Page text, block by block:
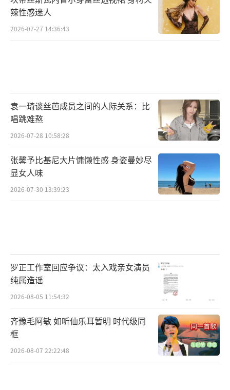
辣性感迷人
2026-07-27 14:36:43
袁一琦谈丝芭成员之间的人际关系：比
唱跳难熬
2026-07-28 10:58:28
张馨予比基尼大片慵懒性感 身姿曼妙尽
显女人味
2026-07-30 13:39:23
罗正工作室回应争议：太入戏亲女演员
纯属造谣
2026-08-05 11:54:32
齐豫毛阿敏 如听仙乐耳暂明 时代级同
框
2026-08-07 22:22:48